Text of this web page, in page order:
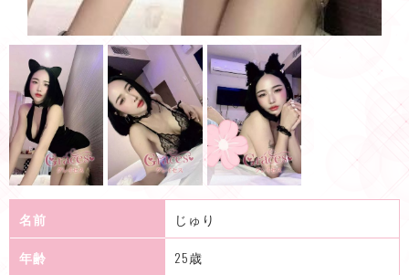
名前
じゅり
年齢
25歳